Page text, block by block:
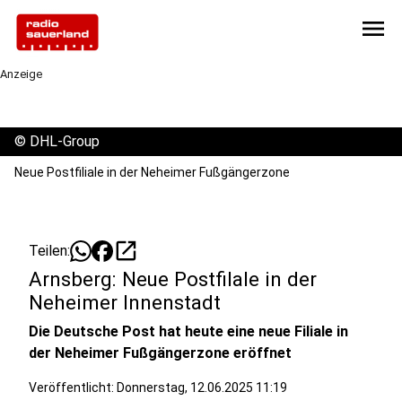
menu
Anzeige
© DHL-Group
Neue Postfiliale in der Neheimer Fußgängerzone
Teilen: open_in_new
Arnsberg: Neue Postfilale in der
Neheimer Innenstadt
Die Deutsche Post hat heute eine neue Filiale in
der Neheimer Fußgängerzone eröffnet
Veröffentlicht: Donnerstag, 12.06.2025 11:19